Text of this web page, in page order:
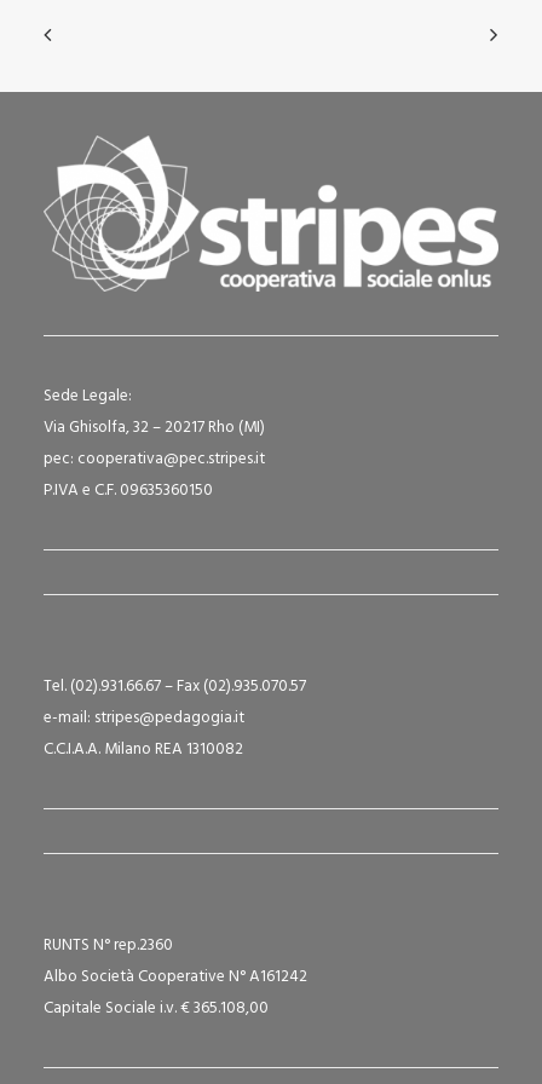
Sede Legale:
Via Ghisolfa, 32 – 20217 Rho (MI)
pec: cooperativa@pec.stripes.it
P.IVA e C.F. 09635360150
Tel. (02).931.66.67 – Fax (02).935.070.57
e-mail: stripes@pedagogia.it
C.C.I.A.A. Milano REA 1310082
RUNTS N° rep.2360
Albo Società Cooperative N° A161242
Capitale Sociale i.v. € 365.108,00